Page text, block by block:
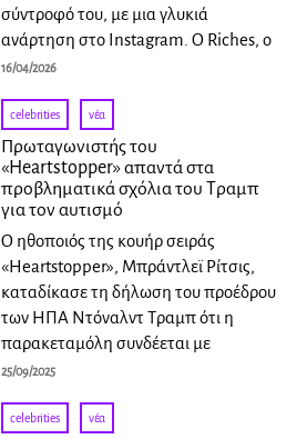
σύντροφό του, με μια γλυκιά
ανάρτηση στο Instagram. Ο Riches, ο
16/04/2026
celebrities · νέα
Πρωταγωνιστής του
«Heartstopper» απαντά στα
προβληματικά σχόλια του Τραμπ
για τον αυτισμό
Ο ηθοποιός της κουήρ σειράς
«Heartstopper», Μπράντλεϊ Ρίτσις,
καταδίκασε τη δήλωση του προέδρου
των ΗΠΑ Ντόναλντ Τραμπ ότι η
παρακεταμόλη συνδέεται με
25/09/2025
celebrities · νέα